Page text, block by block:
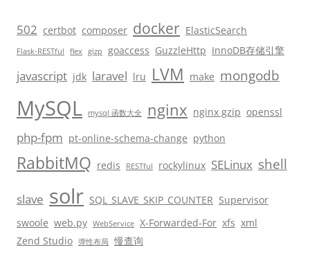
502 certbot composer docker ElasticSearch
Flask-RESTful flex gizp goaccess GuzzleHttp InnoDB存储引擎
javascript jdk laravel lru LVM make mongodb
MySQL mysql 函数大全 nginx nginx gzip openssl
php-fpm pt-online-schema-change python
RabbitMQ redis RESTful rockylinux SELinux shell
slave solr SQL_SLAVE_SKIP_COUNTER Supervisor
swoole web.py WebService X-Forwarded-For xfs xml
Zend Studio 弹性布局 慢查询